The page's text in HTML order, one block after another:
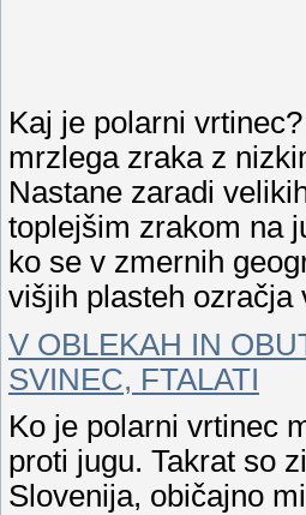
Kaj je polarni
mrzlega zraka z
Nastane zaradi
toplejšim zrakom na
ko se v zmernih
višjih plasteh ozračja
V OBLEKAH IN
SVINEC, FTALATI
Ko je polarni vrtinec
proti jugu. Takrat so
Slovenija, običajno